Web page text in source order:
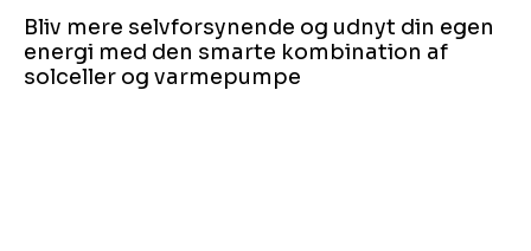
Bliv mere selvforsynende og udnyt din egen
energi med den smarte kombination af
solceller og varmepumpe